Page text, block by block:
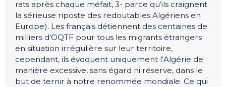
rats après chaque méfait, 3- parce qu’ils craignent
la sérieuse riposte des redoutables Algériens en
Europe). Les français détiennent des centaines de
milliers d’OQTF pour tous les migrants étrangers
en situation irrégulière sur leur territoire,
cependant, ils évoquent uniquement l’Algérie de
manière excessive, sans égard ni réserve, dans le
but de ternir à notre renommée mondiale. Ce qui